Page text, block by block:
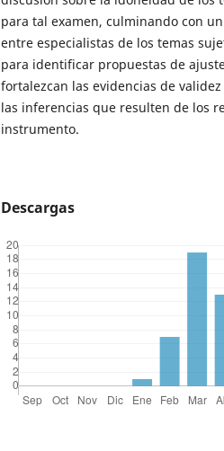
para tal examen, culminando con
entre especialistas de los temas
para identificar propuestas de
fortalezcan las evidencias de
las inferencias que resulten de los
instrumento.
Descargas